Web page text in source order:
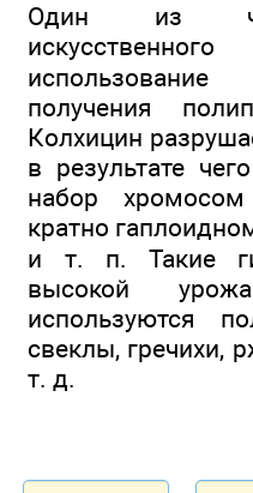
Один из
получения
Колхицин
в результате
набор
кратно
и т. п. Такие
высокой
используются
свеклы, гречихи,
т. д.